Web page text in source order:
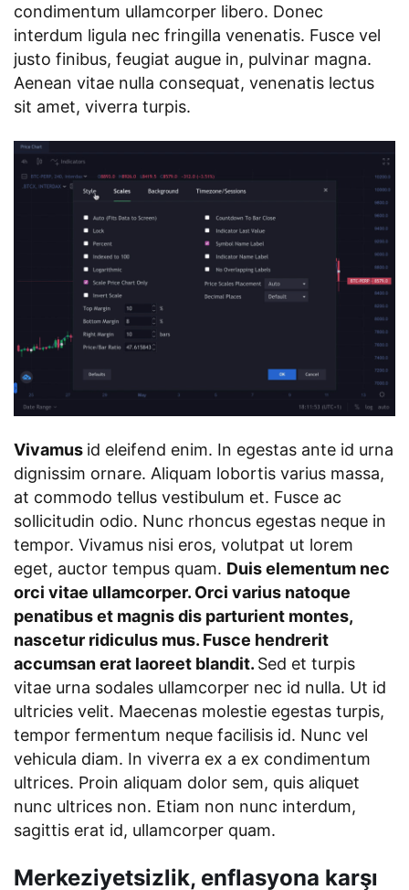
condimentum ullamcorper libero. Donec
interdum ligula nec fringilla venenatis. Fusce vel
justo finibus, feugiat augue in, pulvinar magna.
Aenean vitae nulla consequat, venenatis lectus
sit amet, viverra turpis.
Vivamus id eleifend enim. In egestas ante id urna
dignissim ornare. Aliquam lobortis varius massa,
at commodo tellus vestibulum et. Fusce ac
sollicitudin odio. Nunc rhoncus egestas neque in
tempor. Vivamus nisi eros, volutpat ut lorem
eget, auctor tempus quam. Duis elementum nec
orci vitae ullamcorper. Orci varius natoque
penatibus et magnis dis parturient montes,
nascetur ridiculus mus. Fusce hendrerit
accumsan erat laoreet blandit. Sed et turpis
vitae urna sodales ullamcorper nec id nulla. Ut id
ultricies velit. Maecenas molestie egestas turpis,
tempor fermentum neque facilisis id. Nunc vel
vehicula diam. In viverra ex a ex condimentum
ultrices. Proin aliquam dolor sem, quis aliquet
nunc ultrices non. Etiam non nunc interdum,
sagittis erat id, ullamcorper quam.
Merkeziyetsizlik, enflasyona karşı